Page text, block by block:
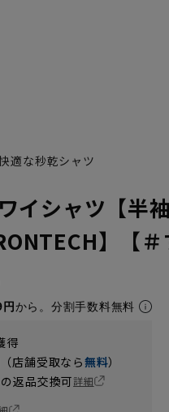
適な秒乾シャツ
イシャツ【半
】【＃
から。分割手数料無料
得
店舗受取なら無料）
返品交換可詳細